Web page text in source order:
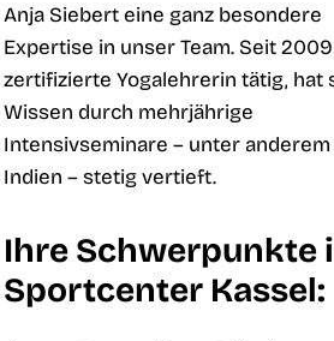
Anja Siebert eine ganz besondere
Expertise in unser Team. Seit
zertifizierte Yogalehrerin tätig, hat
Wissen durch mehrjährige
Intensivseminare – unter anderem
Indien – stetig vertieft.
Ihre Schwerpunkte
Sportcenter Kassel: